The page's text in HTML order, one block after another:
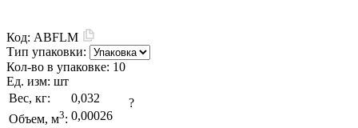
Код: ABFLM
Тип упаковки:
Кол-во в упаковке: 10
Ед. изм: шт
Вес, кг:
0,032
Объем, м3: 0,00026
?